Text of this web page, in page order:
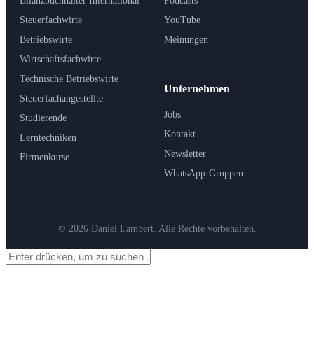
Steuerfachwirte
Betriebswirte
Wirtschaftsfachwirte
Technische Betriebswirte
Steuerfachangestellte
Studierende
Lerntechniken
Firmenkurse
YouTube
Meinungen
Unternehmen
Jobs
Kontakt
Newsletter
WhatsApp-Gruppen
© 2026 Daniel Lambert. Alle Rechte vorbehalten.